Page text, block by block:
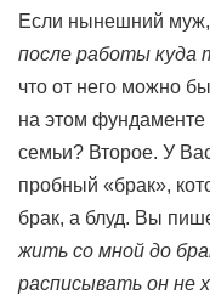
Если нынешний
после работы куда
что от него можно
на этом фундаменте
семьи? Второе. У
пробный «брак»,
брак, а блуд. Вы
жить со мной до
расписывать он не